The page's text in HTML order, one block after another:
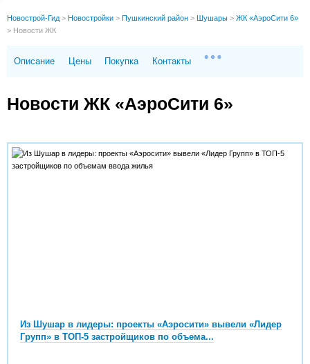
Новострой-Гид > Новостройки > Пушкинский район > Шушары > ЖК «АэроСити 6»
> Новости ЖК
Описание Цены Покупка Контакты
Новости ЖК «АэроСити 6»
Из Шушар в лидеры: проекты «Аэросити» вывели «Лидер
Групп» в ТОП-5 застройщиков по объема...